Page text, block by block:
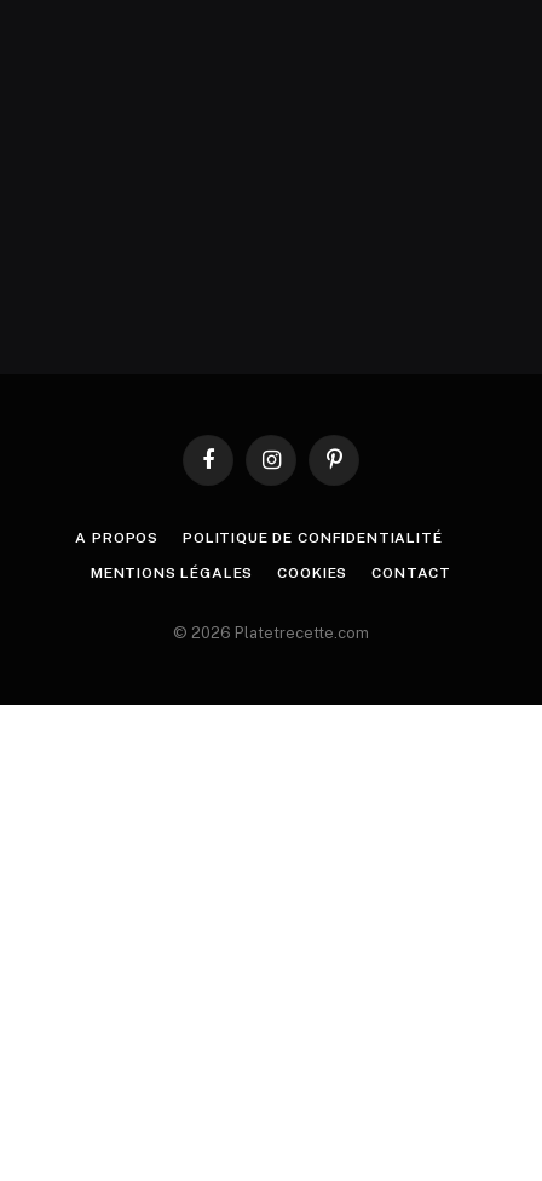
FacebookInstagramPinterest
A PROPOS POLITIQUE DE CONFIDENTIALITÉ
MENTIONS LÉGALES COOKIES CONTACT
© 2026 Platetrecette.com